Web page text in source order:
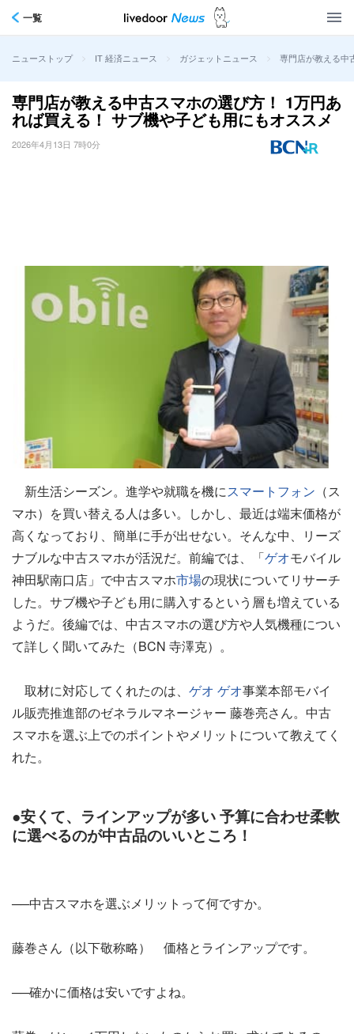
一覧
ニューストップ > IT 経済ニュース > ガジェットニュース > 専門店が教える中
専門店が教える中古スマホの選び方！ 1万円あ
れば買える！ サブ機や子ども用にもオススメ
2026年4月13日 7時0分
新生活シーズン。進学や就職を機にスマートフォン （ス
マホ）を買い替える人は多い。しかし、最近は端末価格が
高くなっており、簡単に手が出せない。そんな中、リーズ
ナブルな中古スマホが活況だ。前編では、「ゲオモバイル
神田駅南口店」で中古スマホ市場の現状についてリサーチ
した。サブ機や子ども用に購入するという層も増えている
ようだ。後編では、中古スマホの選び方や人気機種につい
て詳しく聞いてみた（BCN 寺澤克）。
取材に対応してくれたのは、 ゲオ ゲオ事業本部モバイ
ル販売推進部のゼネラルマネージャー 藤巻亮さん。中古
スマホを選ぶ上でのポイントやメリットについて教えてく
れた。
●安くて、ラインアップが多い 予算に合わせ柔軟
に選べるのが中古品のいいところ！
──中古スマホを選ぶメリットって何ですか。
藤巻さん（以下敬称略） 価格とラインアップです。
──確かに価格は安いですよね。